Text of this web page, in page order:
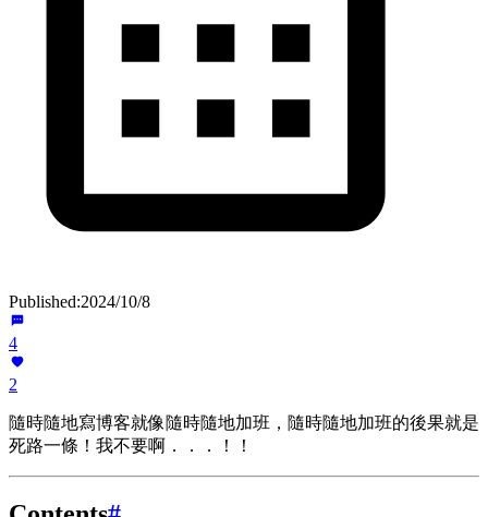
Published:2024/10/8
4
2
隨時隨地寫博客就像隨時隨地加班，隨時隨地加班的後果就是
死路一條！我不要啊．．．！！